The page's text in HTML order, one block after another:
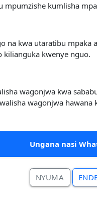
kumlisha
na kwa utaratibu
kilianguka kwenye nguo.
wagonjwa kwa
wagonjwa
Ungana nasi
NYUMA